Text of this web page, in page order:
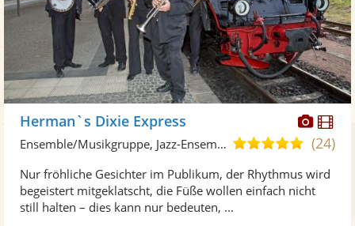
Fotos
Herman`s Dixie Express
5,0
5
(24)
Ensemble/Musikgruppe, Jazz-Ensemble • Live-Musiker
Nur fröhliche Gesichter im Publikum, der Rhythmus wird
begeistert mitgeklatscht, die Füße wollen einfach nicht
still halten – dies kann nur bedeuten, ...